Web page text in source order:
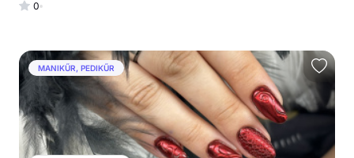
0
MANIKŰR, PEDIKŰR